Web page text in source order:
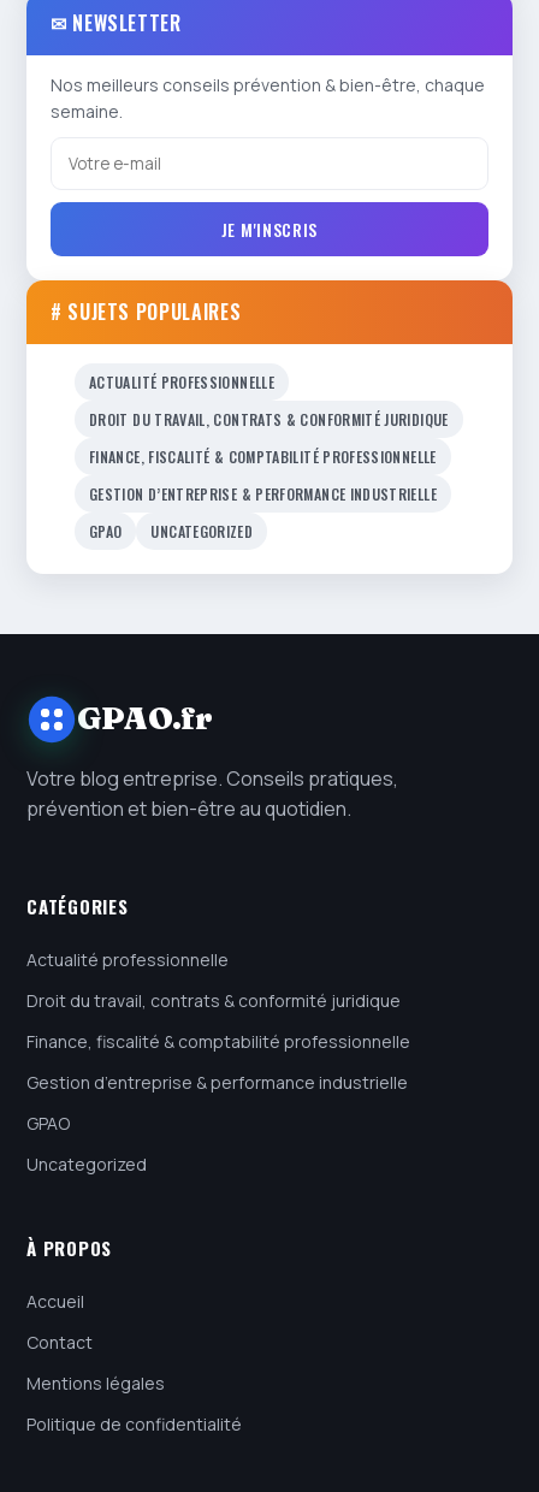
✉ NEWSLETTER
Nos meilleurs conseils prévention & bien-être, chaque
semaine.
JE M'INSCRIS
# SUJETS POPULAIRES
ACTUALITÉ PROFESSIONNELLE
DROIT DU TRAVAIL, CONTRATS & CONFORMITÉ JURIDIQUE
FINANCE, FISCALITÉ & COMPTABILITÉ PROFESSIONNELLE
GESTION D’ENTREPRISE & PERFORMANCE INDUSTRIELLE
GPAO
UNCATEGORIZED
GPAO.fr
Votre blog entreprise. Conseils pratiques,
prévention et bien-être au quotidien.
CATÉGORIES
Actualité professionnelle
Droit du travail, contrats & conformité juridique
Finance, fiscalité & comptabilité professionnelle
Gestion d’entreprise & performance industrielle
GPAO
Uncategorized
À PROPOS
Accueil
Contact
Mentions légales
Politique de confidentialité